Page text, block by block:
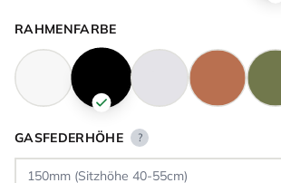
RAHMENFARBE
GASFEDERHÖHE ?